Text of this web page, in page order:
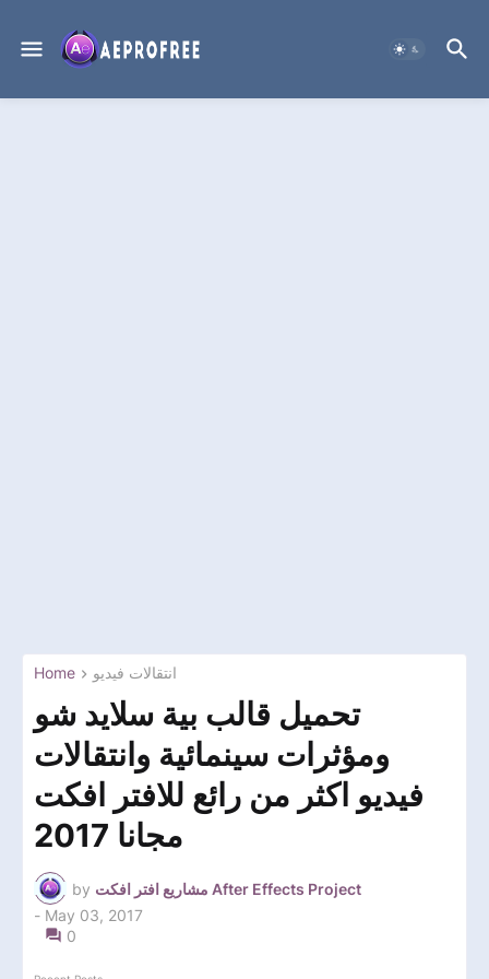
Home انتقالات فيديو
تحميل قالب بية سلايد شو
ومؤثرات سينمائية وانتقالات
فيديو اكثر من رائع للافتر افكت
مجانا 2017
by
مشاريع افتر افكت After Effects Project
- May 03, 2017
0